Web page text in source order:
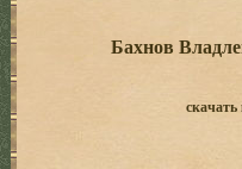
Бахнов
скачать